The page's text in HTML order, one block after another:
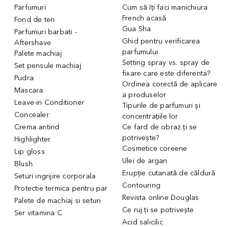
Parfumuri
Fond de ten
Parfumuri barbati -
Aftershave
Palete machiaj
Set pensule machiaj
Pudra
Mascara
Leave-in Conditioner
Concealer
Crema antirid
Highlighter
Lip gloss
Blush
Seturi ingrijire corporala
Protectie termica pentru par
Palete de machiaj si seturi
Ser vitamina C
Cum să îți faci manichiura
French acasă
Gua Sha
Ghid pentru verificarea
parfumului
Setting spray vs. spray de
fixare care este diferenta?
Ordinea corectă de aplicare
a produselor
Tipurile de parfumuri și
concentrațiile lor
Ce fard de obraz ți se
potrivește?
Cosmetice coreene
Ulei de argan
Erupție cutanată de căldură
Contouring
Revista online Douglas
Ce ruj ți se potrivește
Acid salicilic